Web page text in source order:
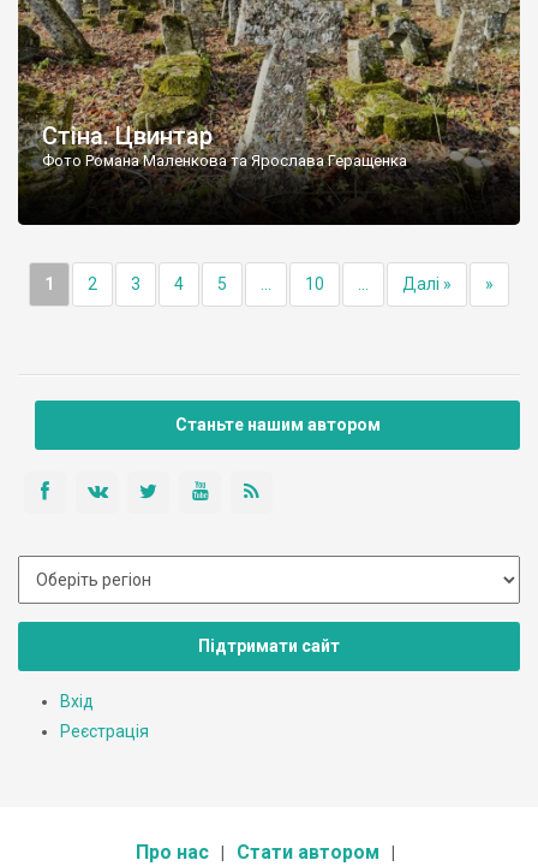
Стіна. Цвинтар
Фото Романа Маленкова та Ярослава Геращенка
1 2 3 4 5 10 Далі » »
Станьте нашим автором
Підтримати сайт
Вхід
Реєстрація
Про нас Стати автором